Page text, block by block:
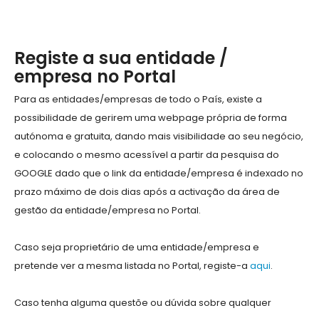
Registe a sua entidade /
empresa no Portal
Para as entidades/empresas de todo o País, existe a
possibilidade de gerirem uma webpage própria de forma
autónoma e gratuita, dando mais visibilidade ao seu negócio,
e colocando o mesmo acessível a partir da pesquisa do
GOOGLE dado que o link da entidade/empresa é indexado no
prazo máximo de dois dias após a activação da área de
gestão da entidade/empresa no Portal.
Caso seja proprietário de uma entidade/empresa e
pretende ver a mesma listada no Portal, registe-a aqui.
Caso tenha alguma questõe ou dúvida sobre qualquer